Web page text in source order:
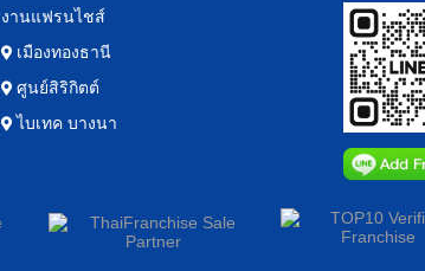
งานแฟรนไชส์
เมืองทองธานี
ศูนย์สิริกิตต์
ไบเทค บางนา